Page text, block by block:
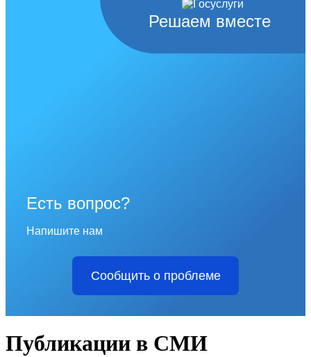
Решаем вместе
Есть вопрос?
Напишите нам
Сообщить о проблеме
Публикации в СМИ